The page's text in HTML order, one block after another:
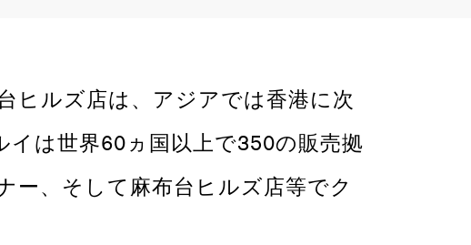
ヒルズ店は、アジアでは香港に次
は世界60ヵ国以上で350の販売拠
ー、そして麻布台ヒルズ店等でク